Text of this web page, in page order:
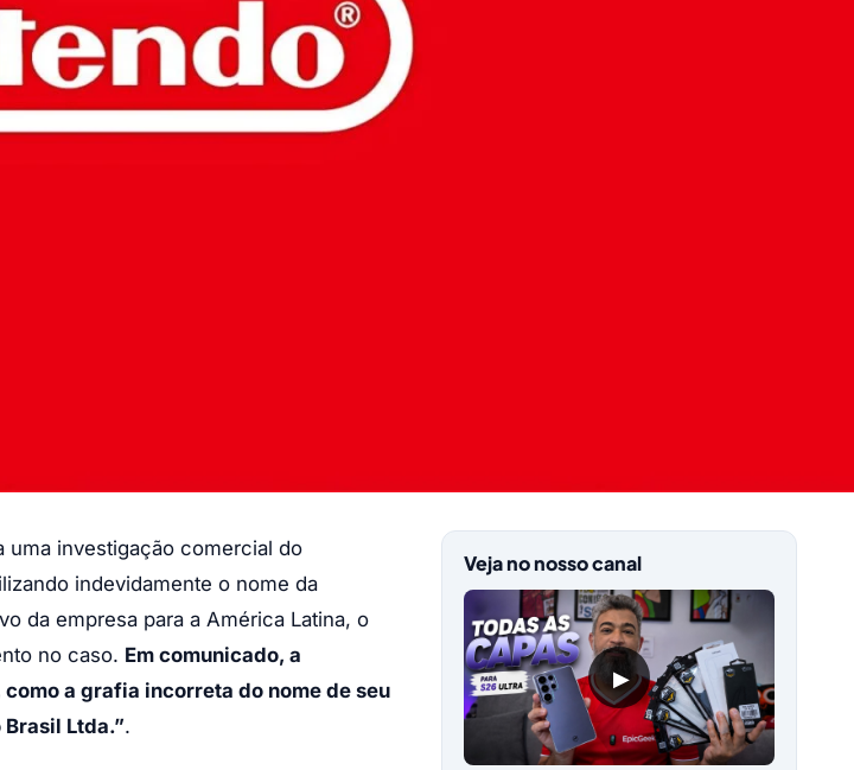
uma investigação comercial do
indevidamente o nome da
da empresa para a América Latina, o
no caso. Em comunicado, a
a grafia incorreta do nome de seu
Ltda.”.
Veja no nosso canal
▶